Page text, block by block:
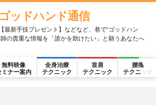
ゴッドハンド通信
最新手技プレゼント】などなど、巷で“ゴッドハン
師の貴重な情報を「誰かを助けたい」と願うあなたへ
無料映像
ミナー案内
全身治療
テクニック
首肩
テクニック
腰痛
テクニック